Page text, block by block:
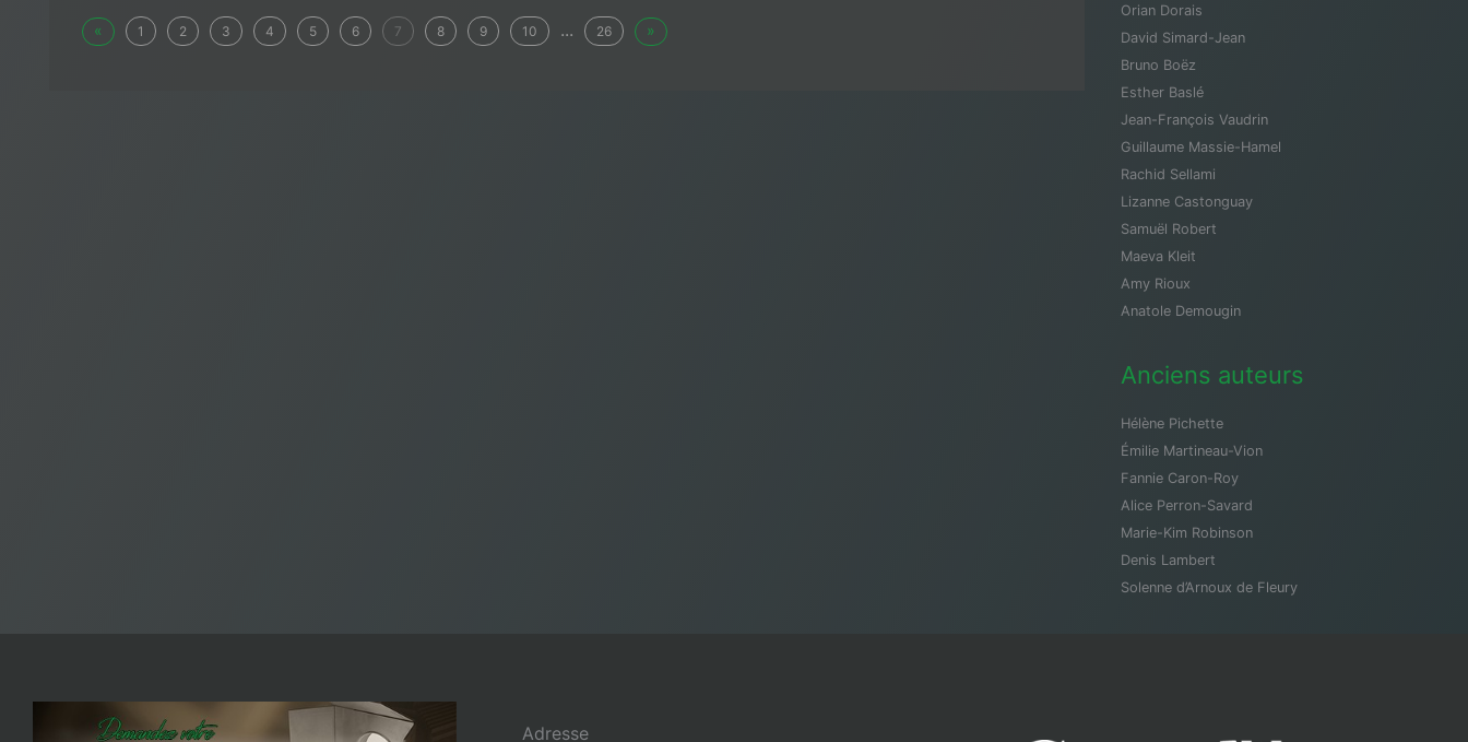
« 1 2 3 4 5 6 7 8 9 10 ... 26 »
Orian Dorais
David Simard-Jean
Bruno Boëz
Esther Baslé
Jean-François Vaudrin
Guillaume Massie-Hamel
Rachid Sellami
Lizanne Castonguay
Samuël Robert
Maeva Kleit
Amy Rioux
Anatole Demougin
Anciens auteurs
Hélène Pichette
Émilie Martineau-Vion
Fannie Caron-Roy
Alice Perron-Savard
Marie-Kim Robinson
Denis Lambert
Solenne d’Arnoux de Fleury
Adresse